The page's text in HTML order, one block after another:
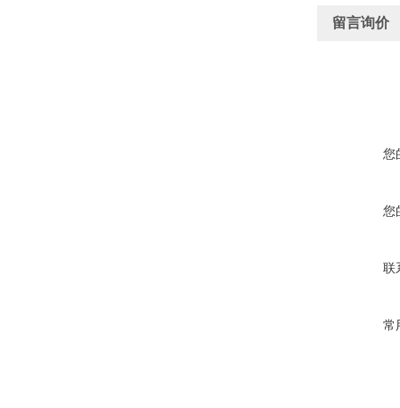
留言询价
您
您
联
常